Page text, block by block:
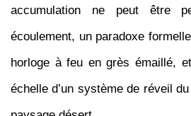
accumulation ne peut être
écoulement, un paradoxe
horloge à feu en grès émaillé,
échelle d’un système de réveil